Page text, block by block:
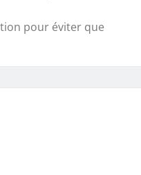
pour éviter que